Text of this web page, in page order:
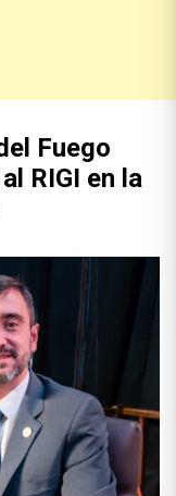
Fuego
RIGI en la